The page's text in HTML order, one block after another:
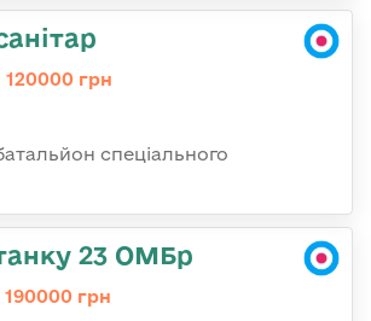
120000 грн
спеціального
23 ОМБр
190000 грн